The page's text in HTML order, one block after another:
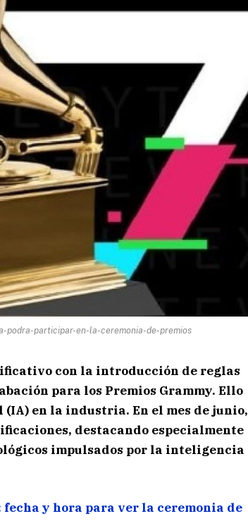
podra-participar-en-la-ceremonia-de-premios
con la introducción de reglas
para los Premios Grammy. Ello
en la industria. En el mes de junio,
destacando especialmente
impulsados por la inteligencia
fecha y hora para ver la ceremonia de